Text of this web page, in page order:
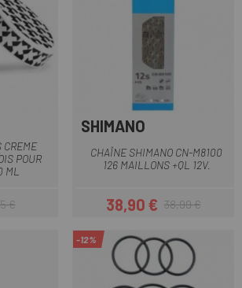
CREME
POUR
ML
€
SHIMANO
CHAÎNE SHIMANO CN-M8100
126 MAILLONS +QL 12V.
Prix
38,90 €Prix habituel
38,99 €
-12%